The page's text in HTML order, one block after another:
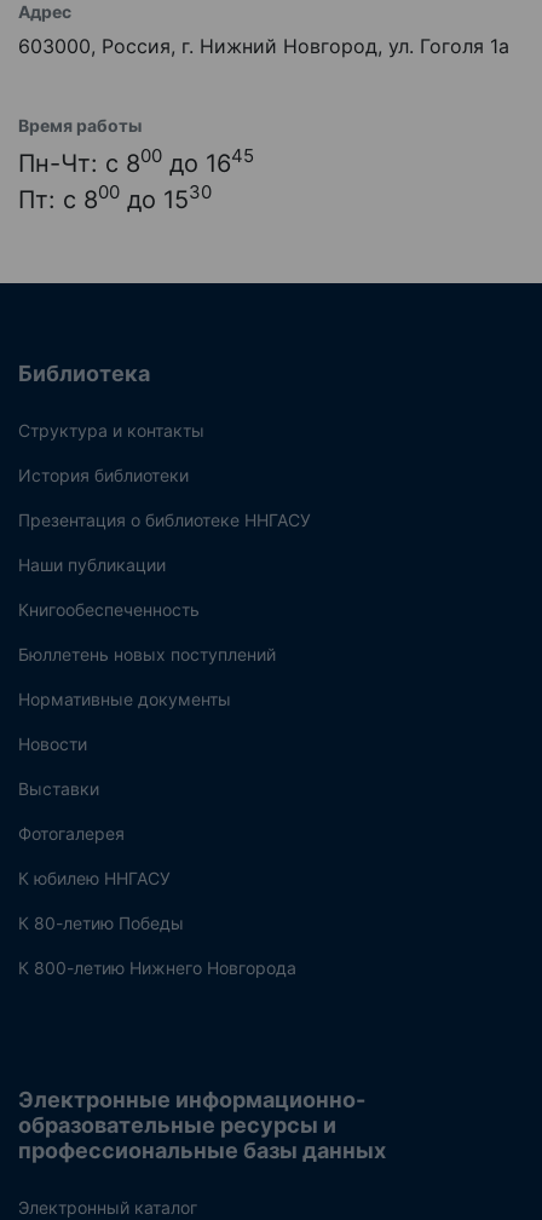
Адрес
603000, Россия, г. Нижний Новгород, ул. Гоголя 1а
Время работы
Пн-Чт: с 800 до 1645
Пт: с 800 до 1530
Библиотека
Структура и контакты
История библиотеки
Презентация о библиотеке ННГАСУ
Наши публикации
Книгообеспеченность
Бюллетень новых поступлений
Нормативные документы
Новости
Выставки
Фотогалерея
К юбилею ННГАСУ
К 80-летию Победы
К 800-летию Нижнего Новгорода
Электронные информационно-
образовательные ресурсы и
профессиональные базы данных
Электронный каталог